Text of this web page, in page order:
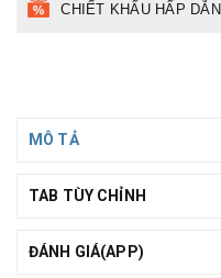
CHIẾT KHẤU HẤP DẪN
MÔ TẢ
TAB TÙY CHỈNH
ĐÁNH GIÁ(APP)